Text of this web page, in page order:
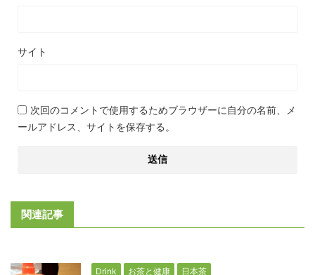
サイト
次回のコメントで使用するためブラウザーに自分の名前、メ
ールアドレス、サイトを保存する。
関連記事
Drink お茶と健康 日本茶